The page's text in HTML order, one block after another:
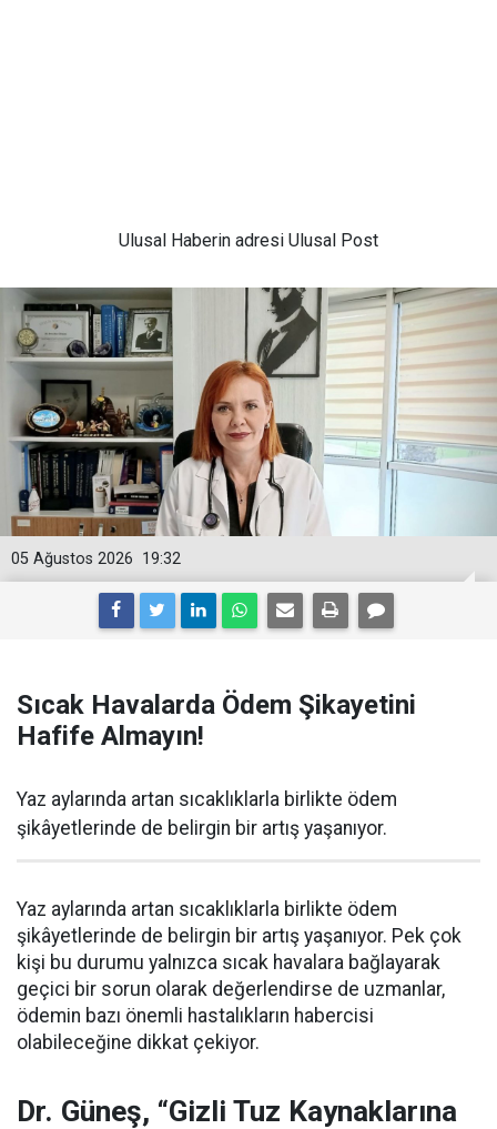
Ulusal Haberin adresi Ulusal Post
19:32
05 Ağustos 2026
Sıcak Havalarda Ödem Şikayetini
Hafife Almayın!
Yaz aylarında artan sıcaklıklarla birlikte ödem
şikâyetlerinde de belirgin bir artış yaşanıyor.
Yaz aylarında artan sıcaklıklarla birlikte ödem
şikâyetlerinde de belirgin bir artış yaşanıyor. Pek çok
kişi bu durumu yalnızca sıcak havalara bağlayarak
geçici bir sorun olarak değerlendirse de uzmanlar,
ödemin bazı önemli hastalıkların habercisi
olabileceğine dikkat çekiyor.
Dr. Güneş, “Gizli Tuz Kaynaklarına